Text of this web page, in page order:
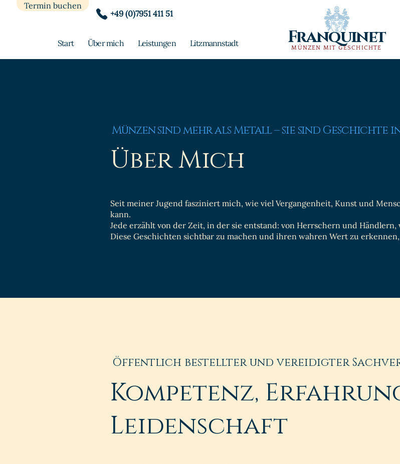
Termin buchen
Start Über mich Leistungen Litzmannstadt
+49 (0)7951 411 51
MÜNZEN MIT GESCHICHTE
Franquinet
Münzen sind mehr als Metall – sie sind Geschichte
Über Mich
Seit meiner Jugend fasziniert mich, wie viel Vergangenheit, Kunst und
kann.
Jede erzählt von der Zeit, in der sie entstand: von Herrschern und
Diese Geschichten sichtbar zu machen und ihren wahren Wert zu
Öffentlich bestellter und vereidigter
Kompetenz,
Leidenschaft